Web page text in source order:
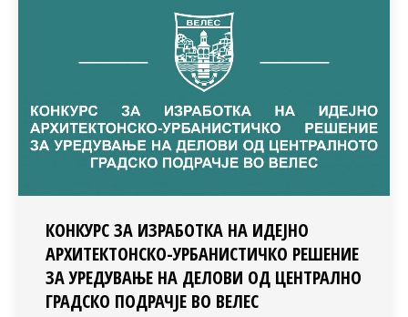
КОНКУРС ЗА ИЗРАБОТКА НА ИДЕЈНО
АРХИТЕКТОНСКО-УРБАНИСТИЧКО РЕШЕНИЕ
ЗА УРЕДУВАЊЕ НА ДЕЛОВИ ОД ЦЕНТРАЛНО
ГРАДСКО ПОДРАЧЈЕ ВО ВЕЛЕС